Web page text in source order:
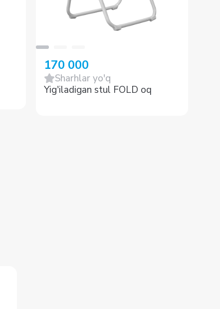
170 000
Sharhlar yo'q
Yig'iladigan stul FOLD oq